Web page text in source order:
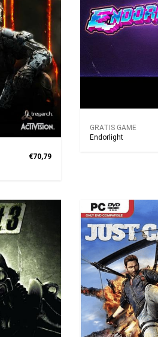
€70,79
GRATIS GAME
Endorlight